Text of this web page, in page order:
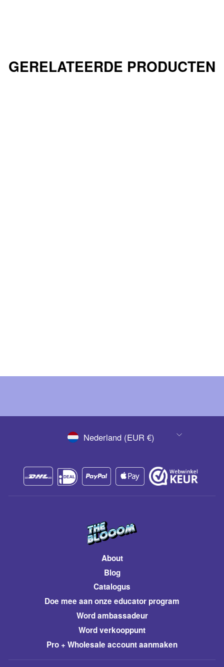
GERELATEERDE PRODUCTEN
VALUTANederland (EUR €)
About
Blog
Catalogus
​Doe mee aan onze educator program
Word ambassadeur
​Word verkooppunt
Pro + Wholesale account aanmaken